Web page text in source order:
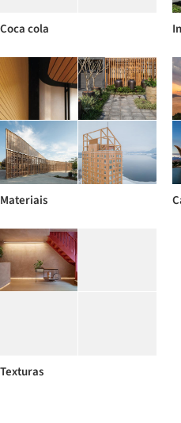
Coca cola
Materiais
Texturas